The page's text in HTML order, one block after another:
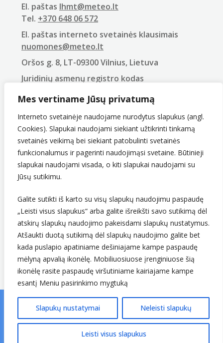
Mes vertiname Jūsų privatumą
Interneto svetainėje naudojame nurodytus slapukus (angl.
Cookies). Slapukai naudojami siekiant užtikrinti tinkamą
svetainės veikimą bei siekiant patobulinti svetainės
funkcionalumus ir pagerinti naudojimąsi svetaine. Būtinieji
slapukai naudojami visada, o kiti slapukai naudojami su
Jūsų sutikimu.
Galite sutikti iš karto su visų slapukų naudojimu paspaudę
„Leisti visus slapukus“ arba galite išreikšti savo sutikimą dėl
atskirų slapukų naudojimo pakeisdami slapukų nustatymus.
Atšaukti duotą sutikimą dėl slapukų naudojimo galite bet
kada puslapio apatiniame dešiniajame kampe paspaudę
mėlyną apvalią ikonėlę. Mobiliuosiuose įrenginiuose šią
ikonėlę rasite paspaudę viršutiniame kairiajame kampe
esantį Meniu pasirinkimo mygtuką
Slapukų nustatymai Neleisti slapukų
Leisti visus slapukus
El. paštas lhmt@meteo.lt
Tel. +370 648 06 572
El. paštas interneto svetainės klausimais
nuomones@meteo.lt
Oršos g. 8, LT-09300 Vilnius, Lietuva
Juridinių asmenų registro kodas
PVM mokėtojo kodas
LT907432416
Sekite mus
© Lietuvos hidrometeorologijos tarnyba prie Aplinkos